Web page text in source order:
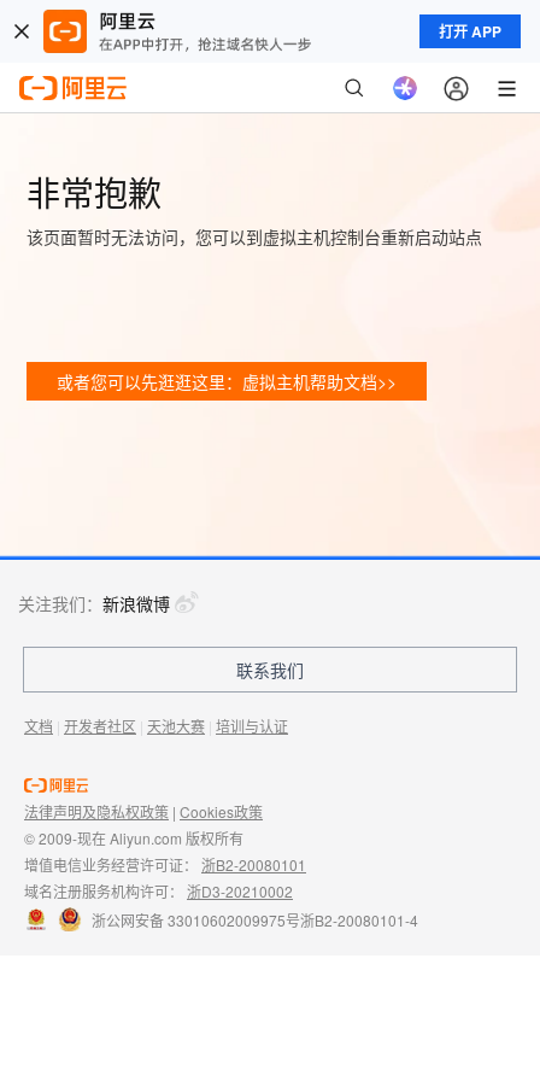
打开 APP
非常抱歉
该页面暂时无法访问，您可以到虚拟主机控制台重新启动站点
或者您可以先逛逛这里：虚拟主机帮助文档>>